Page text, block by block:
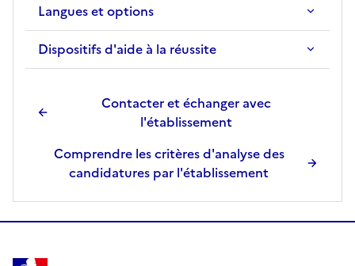
Langues et options
Dispositifs d'aide à la réussite
Contacter et échanger avec
l'établissement
Comprendre les critères d'analyse des
candidatures par l'établissement